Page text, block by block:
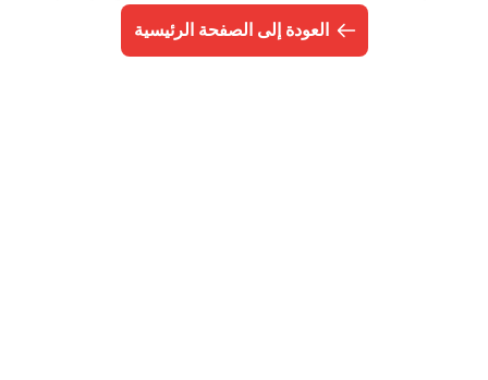
العودة إلى الصفحة الرئيسية